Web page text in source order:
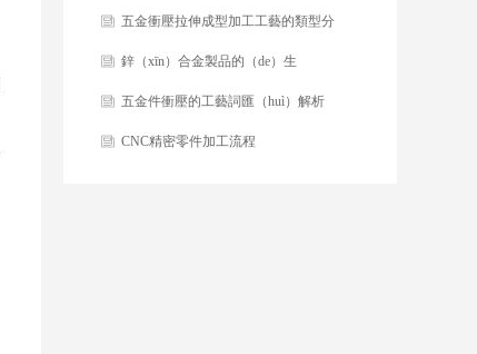
​五金衝壓拉伸成型加工工藝的類型分
別有哪些?
​鋅（xīn）合金製品的（de）生
（shēng）產（chǎn）技巧
​五金件衝壓的工藝詞匯（huì）解析
​​CNC精密零件加工流程